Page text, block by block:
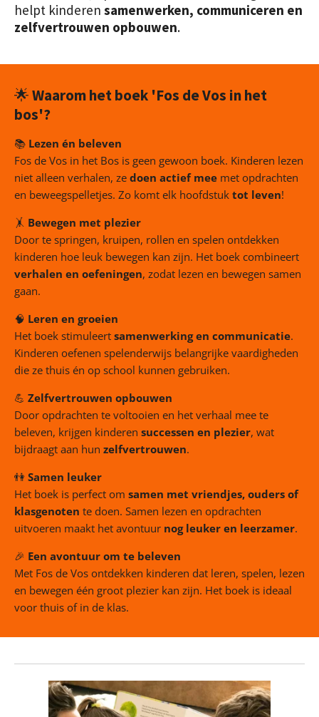
r
n
helpt kinderen samenwerken, communiceren en
zelfvertrouwen opbouwen.
🌟Waarom het boek 'Fos de Vos in het
bos'?
📚 Lezen én beleven
Fos de Vos in het Bos is geen gewoon boek. Kinderen lezen
niet alleen verhalen, ze doen actief mee met opdrachten
en beweegspelletjes. Zo komt elk hoofdstuk tot leven!
🤸 Bewegen met plezier
Door te springen, kruipen, rollen en spelen ontdekken
kinderen hoe leuk bewegen kan zijn. Het boek combineert
verhalen en oefeningen, zodat lezen en bewegen samen
gaan.
🧠 Leren en groeien
Het boek stimuleert samenwerking en communicatie.
Kinderen oefenen spelenderwijs belangrijke vaardigheden
die ze thuis én op school kunnen gebruiken.
💪 Zelfvertrouwen opbouwen
Door opdrachten te voltooien en het verhaal mee te
beleven, krijgen kinderen successen en plezier, wat
bijdraagt aan hun zelfvertrouwen.
👫 Samen leuker
Het boek is perfect om samen met vriendjes, ouders of
klasgenoten te doen. Samen lezen en opdrachten
uitvoeren maakt het avontuur nog leuker en leerzamer.
🎉 Een avontuur om te beleven
Met Fos de Vos ontdekken kinderen dat leren, spelen, lezen
en bewegen één groot plezier kan zijn. Het boek is ideaal
voor thuis of in de klas.